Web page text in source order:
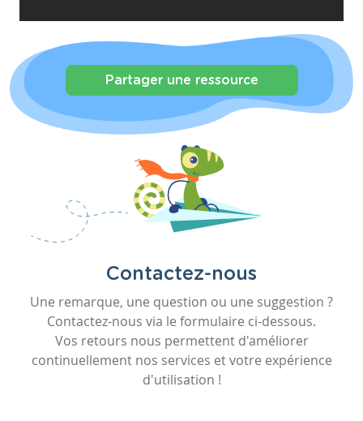
Partager une ressource
Contactez-nous
Une remarque, une question ou une suggestion ?
Contactez-nous via le formulaire ci-dessous.
Vos retours nous permettent d'améliorer
continuellement nos services et votre expérience
d'utilisation !